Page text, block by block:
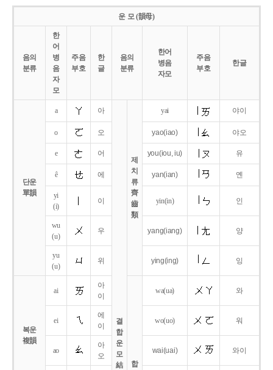
운 모 (韻母)
음의
분류
한
어
병
음
자
모
주음
부호
한
글
음의
분류
한어
병음
자모
주음
부호
한글
단운
單韻
a 아
결
합
운
모
結
제
치
류
齊
齒
類
yai 야이
o 오 yao(iao) 야오
e 어 you(iou,iu) 유
ê 에 yan(ian) 옌
yi
(i)
이 yin(in) 인
wu
(u)
우 yang(iang) 양
yu
(u)
위 ying(ing) 잉
복운
複韻
ai
아
이
합
wa(ua) 와
ei
에
이
wo(uo) 워
ao
아
오
wai(uai) 와이